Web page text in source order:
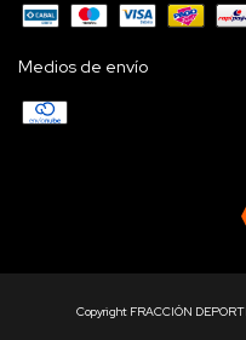
Medios de envío
Copyright FRACCIÓN